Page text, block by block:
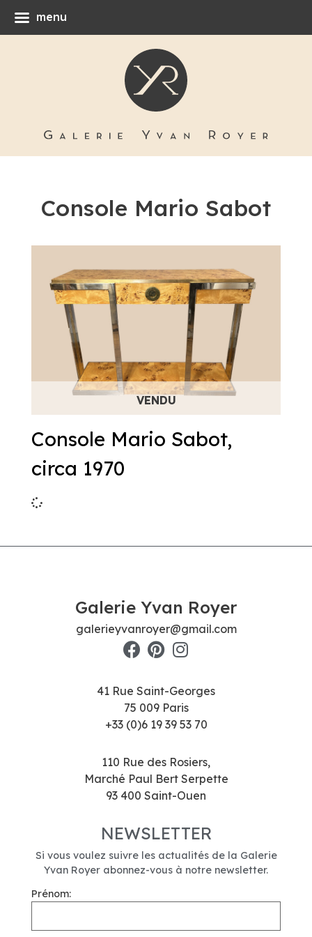
Console Mario Sabot
Console Mario Sabot,
circa 1970
Galerie Yvan Royer
galerieyvanroyer@gmail.com
41 Rue Saint-Georges
75 009 Paris
+33 (0)6 19 39 53 70
110 Rue des Rosiers,
Marché Paul Bert Serpette
93 400 Saint-Ouen
NEWSLETTER
Si vous voulez suivre les actualités de la Galerie
Yvan Royer abonnez-vous à notre newsletter.
Prénom:
menu